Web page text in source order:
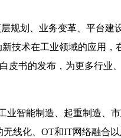
规划、业务变革、平台建
技术在工业领域的应用，
皮书的发布，为更多行业
智能制造、起重制造、
线化、OT和IT网络融合